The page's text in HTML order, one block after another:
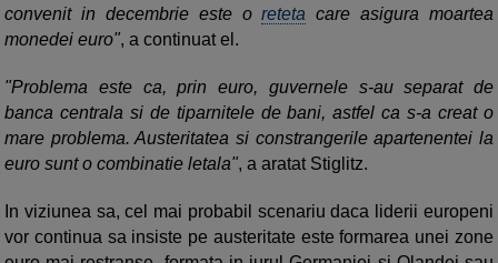
convenit in decembrie este oreteta care asigura moartea
monedei euro", a continuat el.
"Problema este ca, prin euro, guvernele s-au separat de
banca centrala si de tiparnitele de bani, astfel ca s-a creat o
mare problema. Austeritatea si constrangerile apartenentei la
euro sunt o combinatie letala", a aratat Stiglitz.
In viziunea sa, cel mai probabil scenariu daca liderii europeni
vor continua sa insiste pe austeritate este formarea unei zone